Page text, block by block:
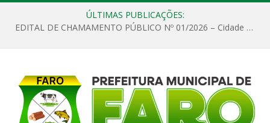
ÚLTIMAS PUBLICAÇÕES:
EDITAL DE CHAMAMENTO PÚBLICO Nº 01/2026 – Cidade de Faro